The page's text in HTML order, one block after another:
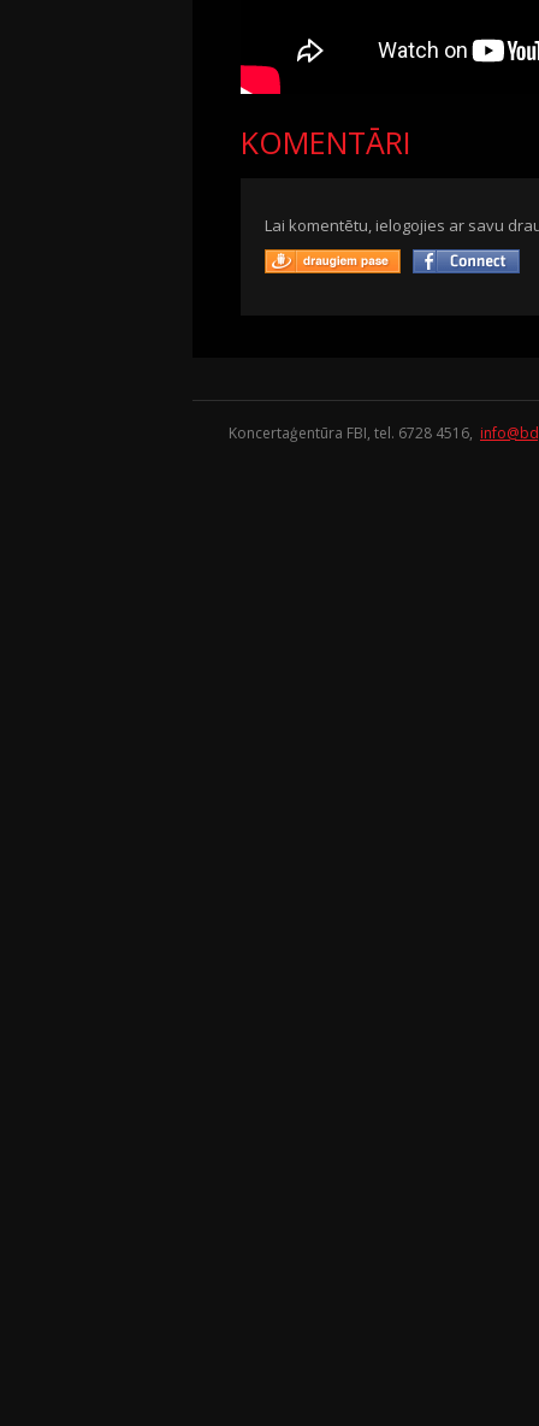
KOMENTĀRI
Lai komentētu, ielogojies ar savu
Koncertaģentūra FBI, tel. 6728 4516,